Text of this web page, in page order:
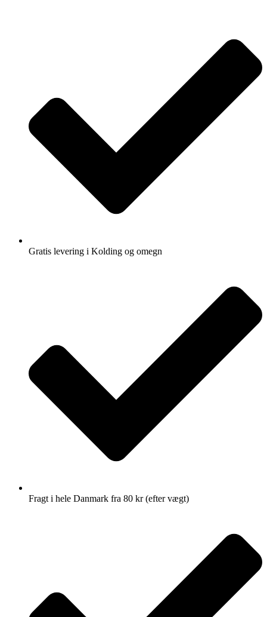
Gratis levering i Kolding og omegn
Fragt i hele Danmark fra 80 kr (efter vægt)